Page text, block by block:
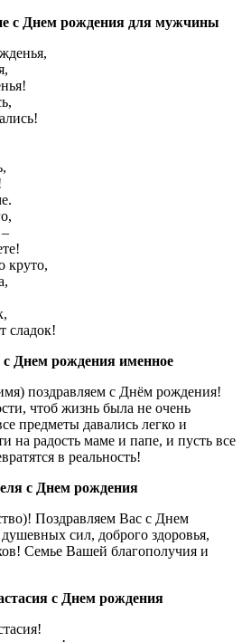
с Днем рождения для мужчины
круто,
сладок!
с Днем рождения именное
поздравляем с Днём рождения!
чтоб жизнь была не очень
предметы давались легко и
на радость маме и папе, и пусть все
в реальность!
с Днем рождения
Поздравляем Вас с Днем
сил, доброго здоровья,
Семье Вашей благополучия и
с Днем рождения